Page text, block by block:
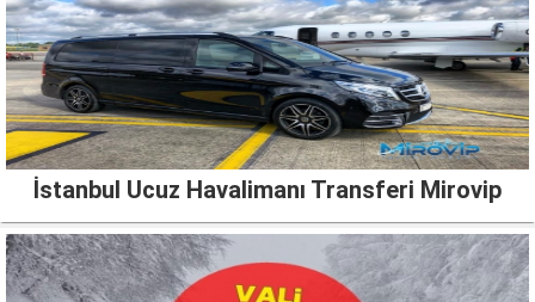
İstanbul Ucuz Havalimanı Transferi Mirovip